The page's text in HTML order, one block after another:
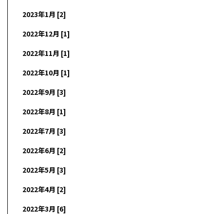
2023年1月 [2]
2022年12月 [1]
2022年11月 [1]
2022年10月 [1]
2022年9月 [3]
2022年8月 [1]
2022年7月 [3]
2022年6月 [2]
2022年5月 [3]
2022年4月 [2]
2022年3月 [6]